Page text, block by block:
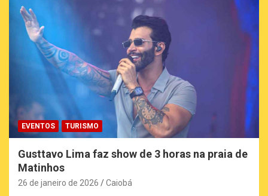
EVENTOS TURISMO
Gusttavo Lima faz show de 3 horas na praia de
Matinhos
26 de janeiro de 2026 Caiobá